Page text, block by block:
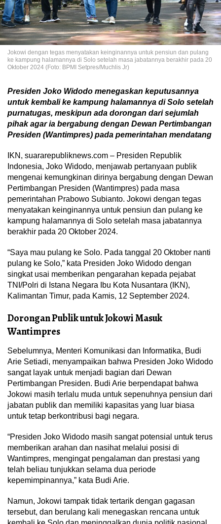
Jokowi dengan tegas menyatakan keinginannya untuk pensiun dan pulang
ke kampung halamannya di Solo setelah masa jabatannya berakhir pada 20
Oktober 2024 (Foto: BPMI Setpres/Muchlis Jr)
Presiden Joko Widodo menegaskan keputusannya
untuk kembali ke kampung halamannya di Solo setelah
purnatugas, meskipun ada dorongan dari sejumlah
pihak agar ia bergabung dengan Dewan Pertimbangan
Presiden (Wantimpres) pada pemerintahan mendatang
IKN, suararepubliknews.com – Presiden Republik
Indonesia, Joko Widodo, menjawab pertanyaan publik
mengenai kemungkinan dirinya bergabung dengan Dewan
Pertimbangan Presiden (Wantimpres) pada masa
pemerintahan Prabowo Subianto. Jokowi dengan tegas
menyatakan keinginannya untuk pensiun dan pulang ke
kampung halamannya di Solo setelah masa jabatannya
berakhir pada 20 Oktober 2024.
“Saya mau pulang ke Solo. Pada tanggal 20 Oktober nanti
pulang ke Solo,” kata Presiden Joko Widodo dengan
singkat usai memberikan pengarahan kepada pejabat
TNI/Polri di Istana Negara Ibu Kota Nusantara (IKN),
Kalimantan Timur, pada Kamis, 12 September 2024.
Dorongan Publik untuk Jokowi Masuk
Wantimpres
Sebelumnya, Menteri Komunikasi dan Informatika, Budi
Arie Setiadi, menyampaikan bahwa Presiden Joko Widodo
sangat layak untuk menjadi bagian dari Dewan
Pertimbangan Presiden. Budi Arie berpendapat bahwa
Jokowi masih terlalu muda untuk sepenuhnya pensiun dari
jabatan publik dan memiliki kapasitas yang luar biasa
untuk tetap berkontribusi bagi negara.
“Presiden Joko Widodo masih sangat potensial untuk terus
memberikan arahan dan nasihat melalui posisi di
Wantimpres, mengingat pengalaman dan prestasi yang
telah beliau tunjukkan selama dua periode
kepemimpinannya,” kata Budi Arie.
Namun, Jokowi tampak tidak tertarik dengan gagasan
tersebut, dan berulang kali menegaskan rencana untuk